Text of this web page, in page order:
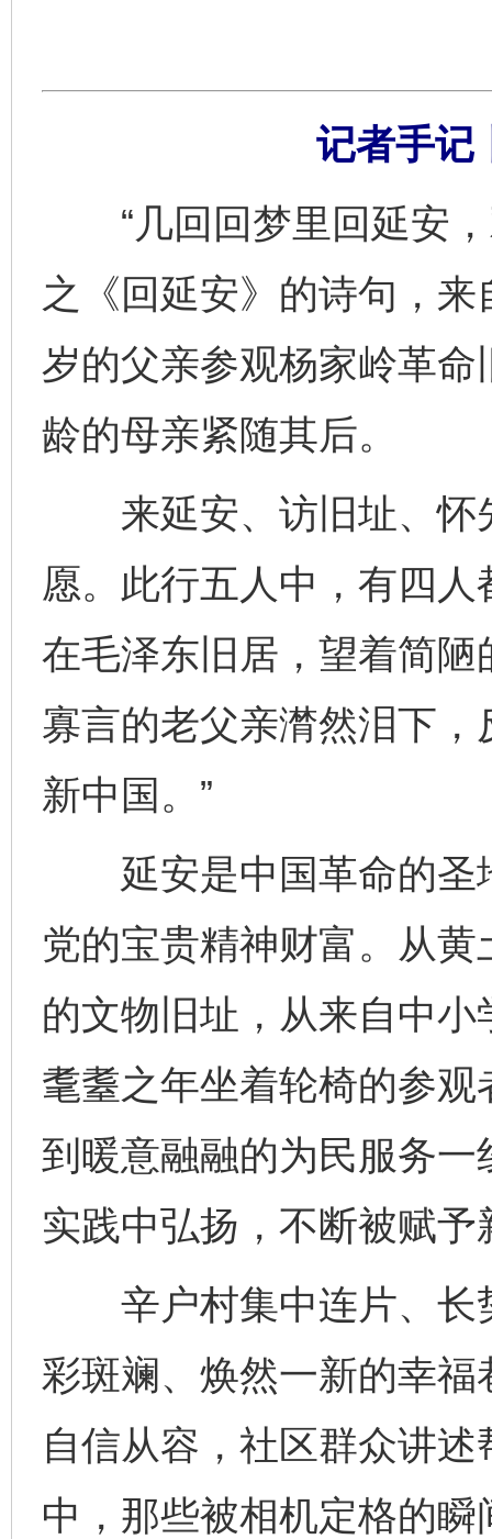
记者手记
“几回回梦里回延安，
之《回延安》的诗句，
岁的父亲参观杨家岭革
龄的母亲紧随其后。
来延安、访旧址、怀
愿。此行五人中，有四
在毛泽东旧居，望着简
寡言的老父亲潸然泪下，
新中国。”
延安是中国革命的圣
党的宝贵精神财富。从
的文物旧址，从来自中小
耄耋之年坐着轮椅的参
到暖意融融的为民服务
实践中弘扬，不断被赋
辛户村集中连片、长
彩斑斓、焕然一新的幸
自信从容，社区群众讲
中，那些被相机定格的
完善运行机制助力责任有效落实 一纸欠